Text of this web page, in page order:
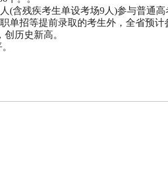
(含残疾考生单设考场9人)参与普通高
单招等提前录取的考生外，全省预计
历史新高。